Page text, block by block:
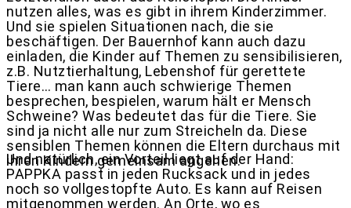
nutzen alles, was es gibt in ihrem Kinderzimmer.
Und sie spielen Situationen nach, die sie
beschäftigen. Der Bauernhof kann auch dazu
einladen, die Kinder auf Themen zu sensibilisieren,
z.B. Nutztierhaltung, Lebenshof für gerettete
Tiere… man kann auch schwierige Themen
besprechen, bespielen, warum hält er Mensch
Schweine? Was bedeutet das für die Tiere. Sie
sind ja nicht alle nur zum Streicheln da. Diese
sensiblen Themen können die Eltern durchaus mit
ihren Kindern gemeinsam angehen.
Und natürlich, ein Vorteil liegt auf der Hand:
PAPPKA passt in jeden Rucksack und in jedes
noch so vollgestopfte Auto. Es kann auf Reisen
mitgenommen werden. An Orte, wo es